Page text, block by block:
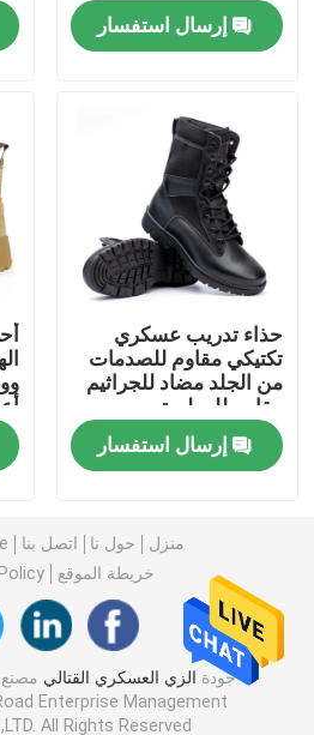
الزي العسكري القتالي
درع عسكري باليستي
قمصان عسكرية تكتيكية
معطف الشتاء العسكري
حقيبة ظهر عسكرية تكتيكية
أحذية جلدية عسكرية
أحذية اللباس العسكري
معدات التخييم العسكرية
إرسال استفسار
حذاء تدريب عسكري
تكتيكي مقاوم للصدمات
من الجلد مضاد للجراثيم
مقاوم للرطوبة
إرسال استفسار
منزل حول نا اتصل بنا
خريطة الموقع
جودة الزي العسكري القتالي
Enterprise Management
All Rights Reserved.